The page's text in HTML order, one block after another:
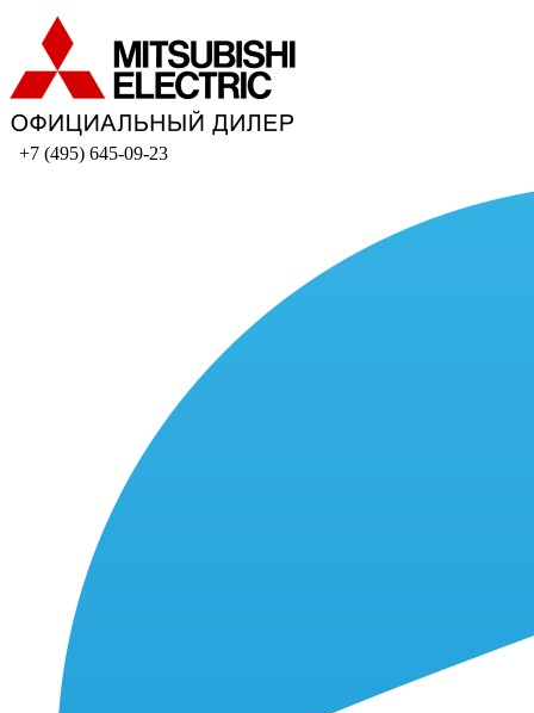
+7 (495) 645-09-23